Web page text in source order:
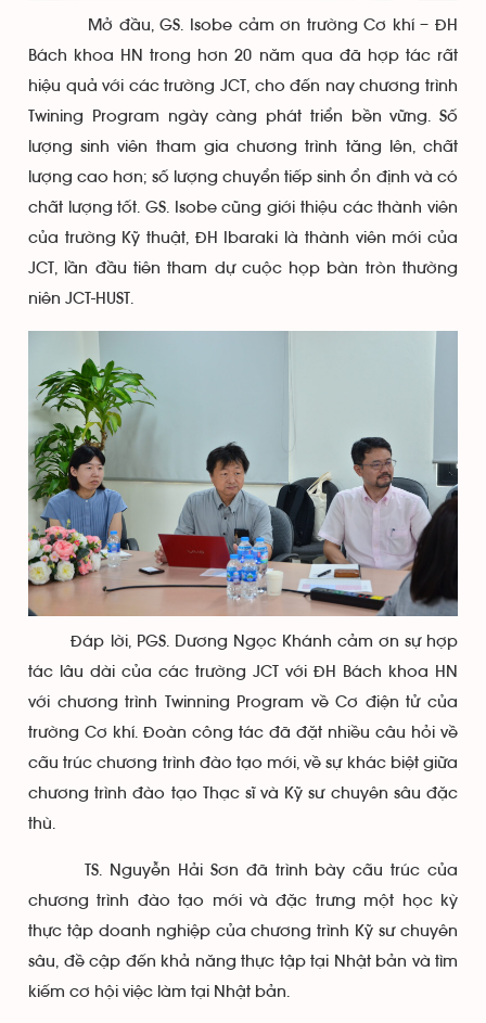
Mở đầu, GS. Isobe cảm ơn trường Cơ khí – ĐH
Bách khoa HN trong hơn 20 năm qua đã hợp tác rất
hiệu quả với các trường JCT, cho đến nay chương trình
Twining Program ngày càng phát triển bền vững. Số
lượng sinh viên tham gia chương trình tăng lên, chất
lượng cao hơn; số lượng chuyển tiếp sinh ổn định và có
chất lượng tốt. GS. Isobe cũng giới thiệu các thành viên
của trường Kỹ thuật, ĐH Ibaraki là thành viên mới của
JCT, lần đầu tiên tham dự cuộc họp bàn tròn thường
niên JCT-HUST.
Đáp lời, PGS. Dương Ngọc Khánh cảm ơn sự hợp
tác lâu dài của các trường JCT với ĐH Bách khoa HN
với chương trình Twinning Program về Cơ điện tử của
trường Cơ khí. Đoàn công tác đã đặt nhiều câu hỏi về
cấu trúc chương trình đào tạo mới, về sự khác biệt giữa
chương trình đào tạo Thạc sĩ và Kỹ sư chuyên sâu đặc
thù.
TS. Nguyễn Hải Sơn đã trình bày cấu trúc của
chương trình đào tạo mới và đặc trưng một học kỳ
thực tập doanh nghiệp của chương trình Kỹ sư chuyên
sâu, đề cập đến khả năng thực tập tại Nhật bản và tìm
kiếm cơ hội việc làm tại Nhật bản.